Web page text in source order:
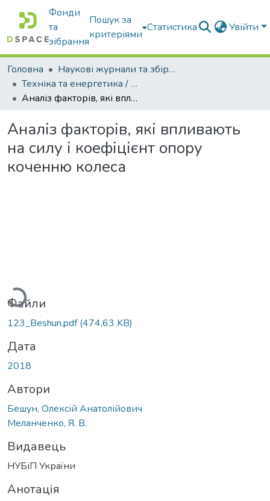
Фонди
та
зібрання
Пошук за
критеріями
Статистика Увійти
Головна
Наукові журнали та збірники видань
Техніка та енергетика / Machinery & Energetics
Аналіз факторів, які впливають на силу і коефіцієнт опору коченню колеса
Аналіз факторів, які впливають
на силу і коефіцієнт опору
коченню колеса
Вантажиться...
Файли
123_Beshun.pdf(474,63 KB)
Дата
2018
Автори
Бешун, Олексій Анатолійович
Меланченко, Я. В.
Видавець
НУБіП України
Анотація